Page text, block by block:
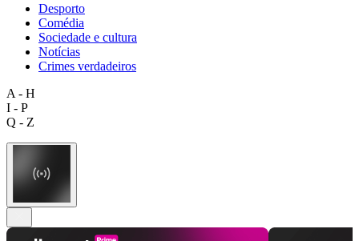
Desporto
Comédia
Sociedade e cultura
Notícias
Crimes verdadeiros
A - H
I - P
Q - Z